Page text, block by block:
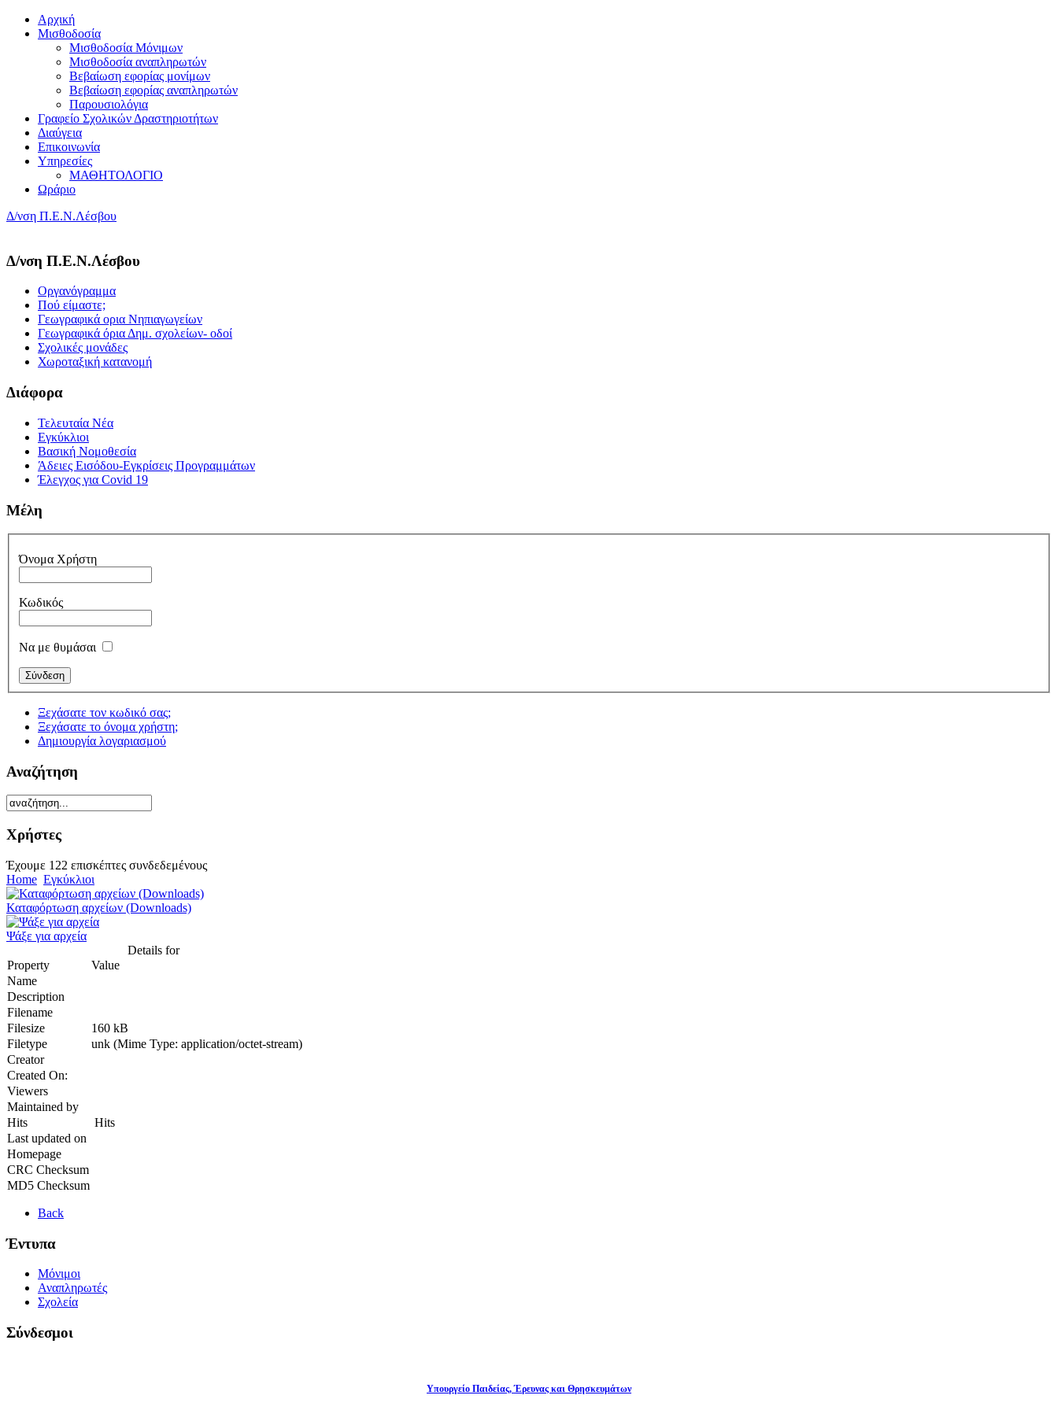
Αρχική
Μισθοδοσία
Μισθοδοσία Μόνιμων
Μισθοδοσία αναπληρωτών
Βεβαίωση εφορίας μονίμων
Βεβαίωση εφορίας αναπληρωτών
Παρουσιολόγια
Γραφείο Σχολικών Δραστηριοτήτων
Διαύγεια
Επικοινωνία
Υπηρεσίες
ΜΑΘΗΤΟΛΟΓΙΟ
Ωράριο
Δ/νση Π.Ε.Ν.Λέσβου
Δ/νση Π.Ε.Ν.Λέσβου
Οργανόγραμμα
Πού είμαστε;
Γεωγραφικά ορια Νηπιαγωγείων
Γεωγραφικά όρια Δημ. σχολείων- οδοί
Σχολικές μονάδες
Χωροταξική κατανομή
Διάφορα
Τελευταία Νέα
Εγκύκλιοι
Βασική Νομοθεσία
Άδειες Εισόδου-Εγκρίσεις Προγραμμάτων
Έλεγχος για Covid 19
Μέλη
Όνομα Χρήστη
Κωδικός
Να με θυμάσαι
Ξεχάσατε τον κωδικό σας;
Ξεχάσατε το όνομα χρήστη;
Δημιουργία λογαριασμού
Αναζήτηση
Χρήστες
Έχουμε 122 επισκέπτες συνδεδεμένους
Home Εγκύκλιοι
Καταφόρτωση αρχείων (Downloads)
Ψάξε για αρχεία
Details for
Property
Value
Name
Description
Filename
Filesize
160 kB
Filetype
unk (Mime Type: application/octet-stream)
Creator
Created On:
Viewers
Maintained by
Hits
Hits
Last updated on
Homepage
CRC Checksum
MD5 Checksum
Back
Έντυπα
Μόνιμοι
Αναπληρωτές
Σχολεία
Σύνδεσμοι
Υπουργείο Παιδείας, Έρευνας και Θρησκευμάτων